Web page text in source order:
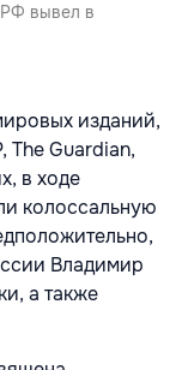
вывел в
изданий,
The Guardian,
в ходе
колоссальную
Владимир
а также